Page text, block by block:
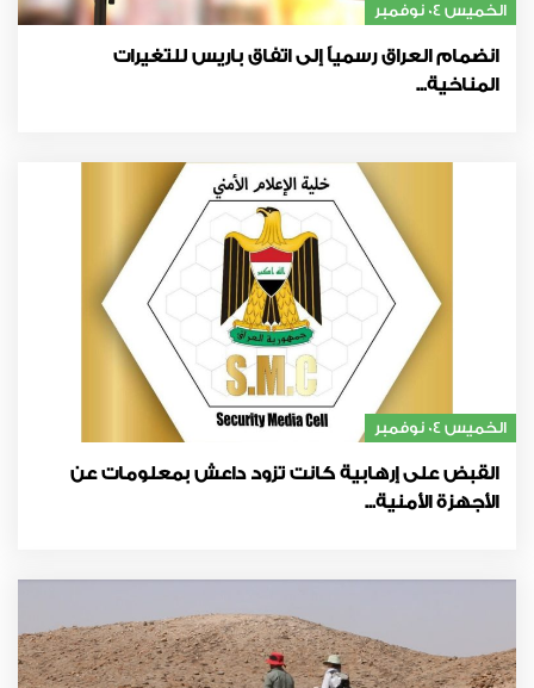
الخميس 04 نوفمبر
انضمام العراق رسمياً إلى اتفاق باريس للتغيرات
المناخية...
الخميس 04 نوفمبر
القبض على إرهابية كانت تزود داعش بمعلومات عن
الأجهزة الأمنية...